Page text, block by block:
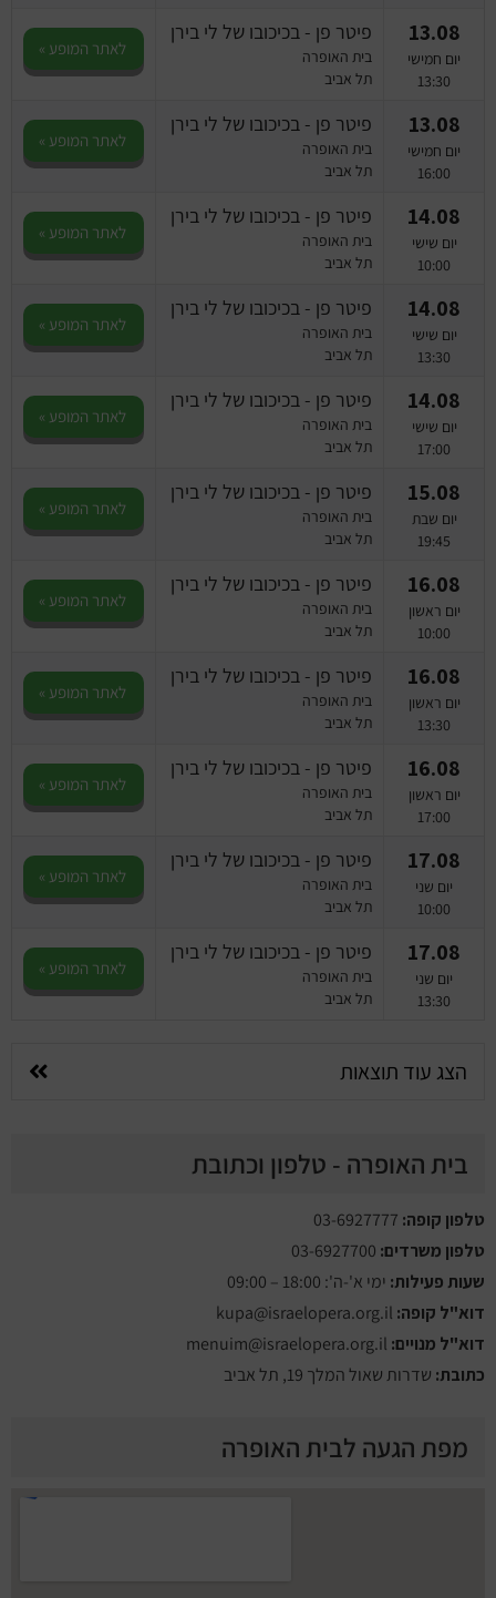
13.08
יום חמישי
13:30
פיטר פן - בכיכובו של לי בירן
בית האופרה
תל אביב
לאתר המופע »
13.08
יום חמישי
16:00
פיטר פן - בכיכובו של לי בירן
בית האופרה
תל אביב
לאתר המופע »
14.08
יום שישי
10:00
פיטר פן - בכיכובו של לי בירן
בית האופרה
תל אביב
לאתר המופע »
14.08
יום שישי
13:30
פיטר פן - בכיכובו של לי בירן
בית האופרה
תל אביב
לאתר המופע »
14.08
יום שישי
17:00
פיטר פן - בכיכובו של לי בירן
בית האופרה
תל אביב
לאתר המופע »
15.08
יום שבת
19:45
פיטר פן - בכיכובו של לי בירן
בית האופרה
תל אביב
לאתר המופע »
16.08
יום ראשון
10:00
פיטר פן - בכיכובו של לי בירן
בית האופרה
תל אביב
לאתר המופע »
16.08
יום ראשון
13:30
פיטר פן - בכיכובו של לי בירן
בית האופרה
תל אביב
לאתר המופע »
16.08
יום ראשון
17:00
פיטר פן - בכיכובו של לי בירן
בית האופרה
תל אביב
לאתר המופע »
17.08
יום שני
10:00
פיטר פן - בכיכובו של לי בירן
בית האופרה
תל אביב
לאתר המופע »
17.08
יום שני
13:30
פיטר פן - בכיכובו של לי בירן
בית האופרה
תל אביב
לאתר המופע »
הצג עוד תוצאות
בית האופרה - טלפון וכתובת
טלפון קופה:
טלפון משרדים:
שעות פעילות: ימי א'-ה': 18:00 – 09:00
דוא"ל קופה: kupa@israelopera.org.il
דוא"ל מנויים: menuim@israelopera.org.il
כתובת: שדרות שאול המלך 19, תל אביב
מפת הגעה לבית האופרה